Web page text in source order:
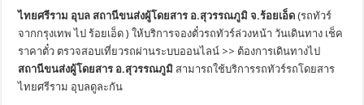
ไทยศรีราม อุบล สถานีขนส่งผู้โดยสาร อ.สุวรรณภูมิ จ.ร้อยเอ็ด (รถทัวร์
จากกรุงเทพ ไป ร้อยเอ็ด ) ให้บริการจองตั๋วรถทัวร์ล่วงหน้า วันเดินทาง เช็ค
ราคาตั๋ว ตรวจสอบเที่ยวรถผ่านระบบออนไลน์ >> ต้องการเดินทางไป
สถานีขนส่งผู้โดยสาร อ.สุวรรณภูมิ สามารถใช้บริการรถทัวร์รถโดยสาร
ไทยศรีราม อุบลดูละกัน